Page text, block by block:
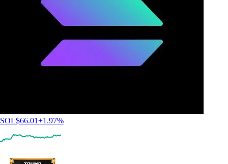
SOL$66.01+1.97%